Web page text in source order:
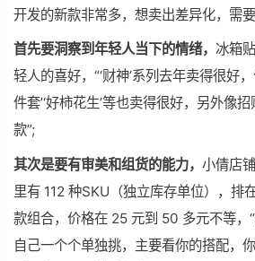
开发的新款非常多，想卖出差异化，需
首先要洞察到年轻人当下的情绪， 冰箱
轻人的喜好，“‘财神’系列去年卖得很好
件套’‘好柿花生’等也卖得很好，另外像
款”;
其次是要有审美和组货的能力， 小倩店
里有 112 种SKU（独立库存单位），排
款组合，价格在 25 元到 50 多元不等，
自己一个个单独挑，主要看你的搭配，